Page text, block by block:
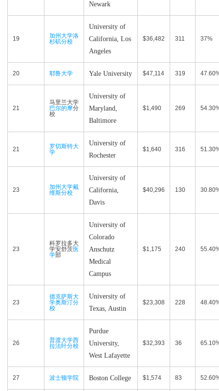
Newark
19
加州大学洛
杉矶分校
University of
California, Los
Angeles
$36,482 311 37%
20 耶鲁大学 Yale University $47,114 319
21
马里兰大学
巴尔的摩分
校
University of
Maryland,
Baltimore
$1,490 269
21
罗切斯特大
学
University of
Rochester
$1,640 316
23
加州大学戴
维斯分校
University of
California,
Davis
$40,296 130
23
科罗拉多大
学安舒茨医
学部
University of
Colorado
Anschutz
Medical
Campus
$1,175 240
23
德克萨斯大
学奥斯汀分
校
University of
Texas, Austin
$23,308 228
26
普渡大学西
拉法叶分校
Purdue
University,
West Lafayette
$32,393 36
27 波士顿学院 Boston College $1,574 83